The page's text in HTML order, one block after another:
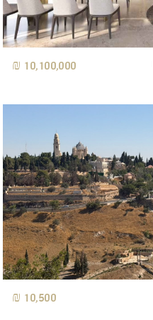
10,100,000 ₪
10,500 ₪